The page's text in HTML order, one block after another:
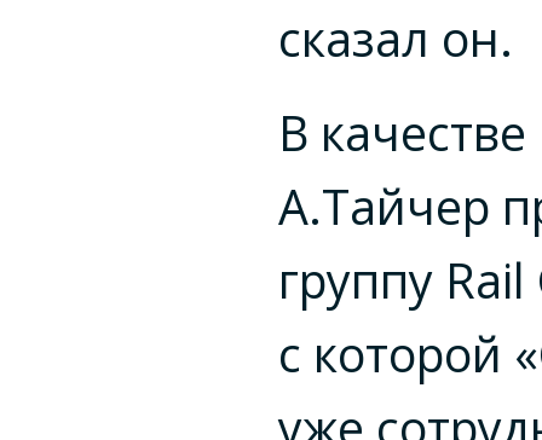
сказал он.
В
А.Тайчер
группу
с которой